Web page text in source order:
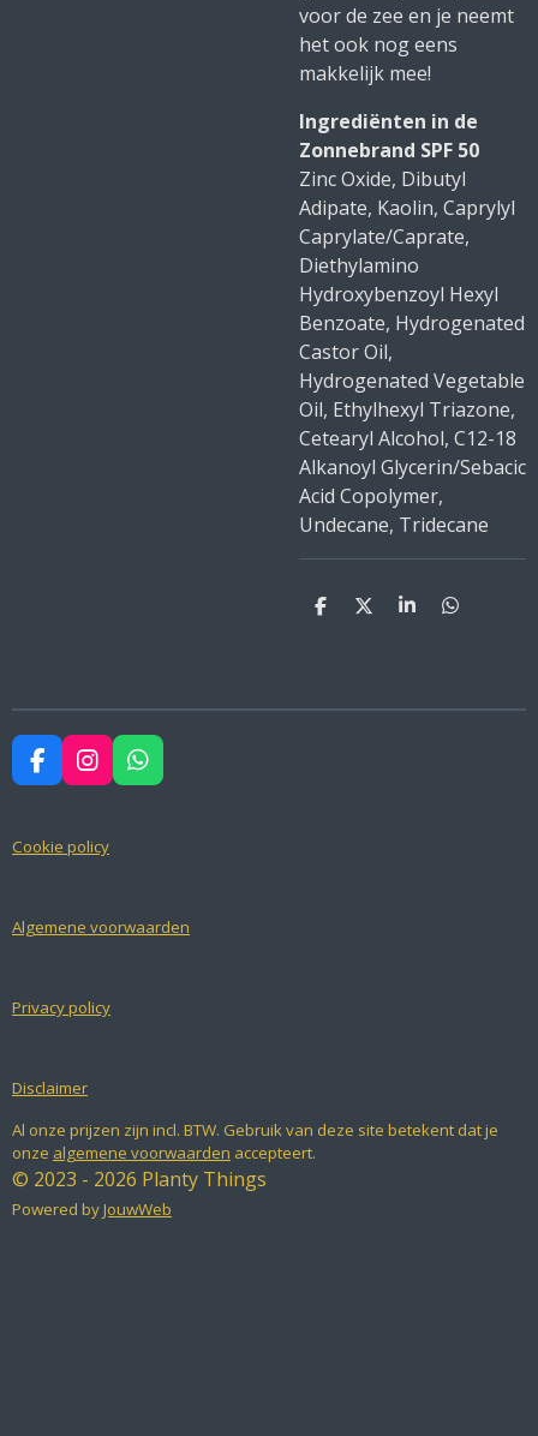
voor de zee en je neemt
het ook nog eens
makkelijk mee!
Ingrediënten in de
Zonnebrand SPF 50
Zinc Oxide, Dibutyl
Adipate, Kaolin, Caprylyl
Caprylate/Caprate,
Diethylamino
Hydroxybenzoyl Hexyl
Benzoate, Hydrogenated
Castor Oil,
Hydrogenated Vegetable
Oil, Ethylhexyl Triazone,
Cetearyl Alcohol, C12-18
Alkanoyl Glycerin/Sebacic
Acid Copolymer,
Undecane, Tridecane
D
D
S
D
F
a
e
b
k
I
n
t
a
a
W
h
p
Cookie policy
Algemene voorwaarden
Privacy policy
Disclaimer
Al onze prijzen zijn incl. BTW. Gebruik van deze site betekent dat je
onze algemene voorwaarden accepteert.
© 2023 - 2026 Planty Things
Powered byJouwWeb